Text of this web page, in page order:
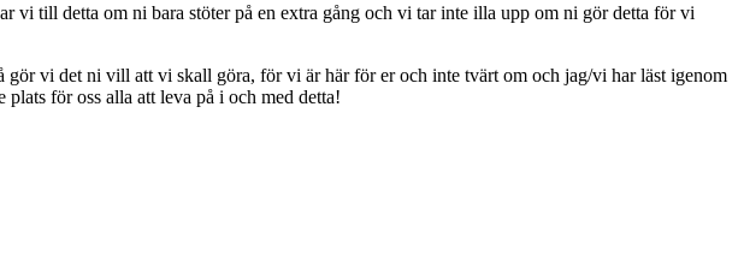
till detta om ni bara stöter på en extra gång och vi tar inte illa upp om ni gör detta för vi
gör vi det ni vill att vi skall göra, för vi är här för er och inte tvärt om och jag/vi har läst igenom
för oss alla att leva på i och med detta!